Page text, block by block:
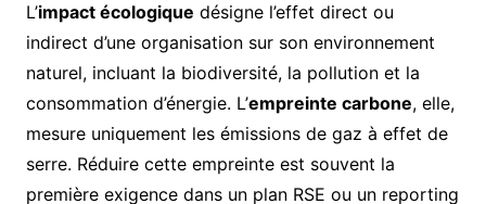
L’impact écologique désigne l’effet direct ou
indirect d’une organisation sur son environnement
naturel, incluant la biodiversité, la pollution et la
consommation d’énergie. L’empreinte carbone, elle,
mesure uniquement les émissions de gaz à effet de
serre. Réduire cette empreinte est souvent la
première exigence dans un plan RSE ou un reporting